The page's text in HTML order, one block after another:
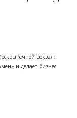
вокзал:
и делает бизнес